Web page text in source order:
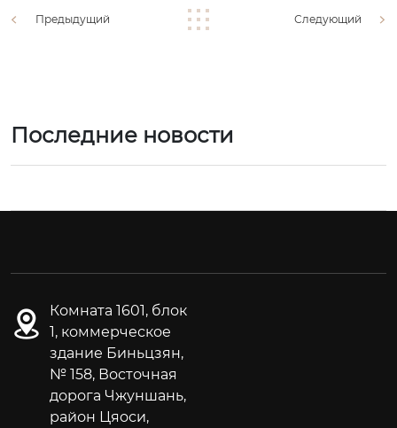
Предыдущий Следующий
Последние новости
Комната 1601, блок
1, коммерческое
здание Биньцзян,
№ 158, Восточная
дорога Чжуншань,
район Цяоси,